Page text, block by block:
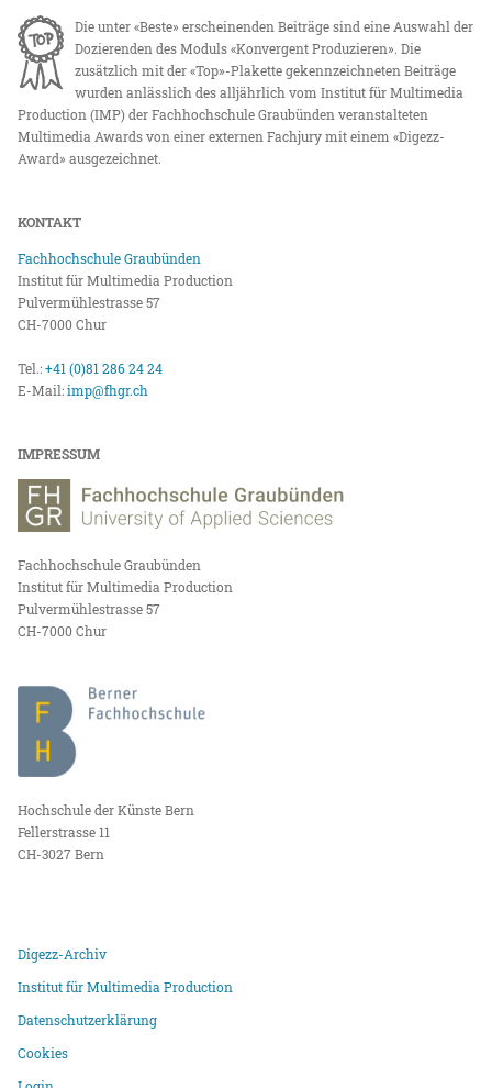
Die unter «Beste» erscheinenden Beiträge sind eine Auswahl der
Dozierenden des Moduls «Konvergent Produzieren». Die
zusätzlich mit der «Top»-Plakette gekennzeichneten Beiträge
wurden anlässlich des alljährlich vom Institut für Multimedia
Production (IMP) der Fachhochschule Graubünden veranstalteten
Multimedia Awards von einer externen Fachjury mit einem «Digezz-
Award» ausgezeichnet.
KONTAKT
Fachhochschule Graubünden
Institut für Multimedia Production
Pulvermühlestrasse 57
CH-7000 Chur
Tel.:+41 (0)81 286 24 24
E-Mail:imp@fhgr.ch
IMPRESSUM
Fachhochschule Graubünden
Institut für Multimedia Production
Pulvermühlestrasse 57
CH-7000 Chur
Hochschule der Künste Bern
Fellerstrasse 11
CH-3027 Bern
Digezz-Archiv
Institut für Multimedia Production
Datenschutzerklärung
Cookies